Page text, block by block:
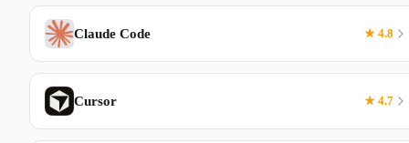
Claude Code ★ 4.8
Cursor ★ 4.7